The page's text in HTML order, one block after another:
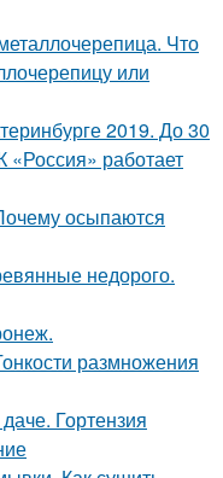
Что
или
2019. До 30
«Россия» работает
осыпаются
недорого.
размножения
Гортензия